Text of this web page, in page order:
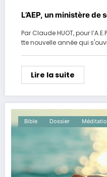
L’AEP, un ministère de
Par Claude HUOT, pour
tte nouvelle année qui
Lire la suite
Bible Dossier